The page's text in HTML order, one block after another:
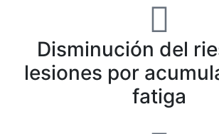
Disminución del
lesiones por
fatiga